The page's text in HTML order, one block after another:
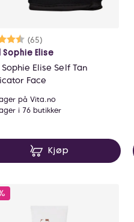
Karakter:
(65)
4.3 av 5 mulige
Sophie Elise
Elise Self Tan
Face
på Vita.no
i 76 butikker
Kjøp